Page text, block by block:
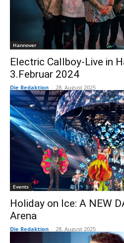
Hannover
Electric Callboy-Live in
3.Februar 2024
Die Redaktion - 28. August 2025
Events
Holiday on Ice: A NEW
Arena
Die Redaktion - 28. August 2025